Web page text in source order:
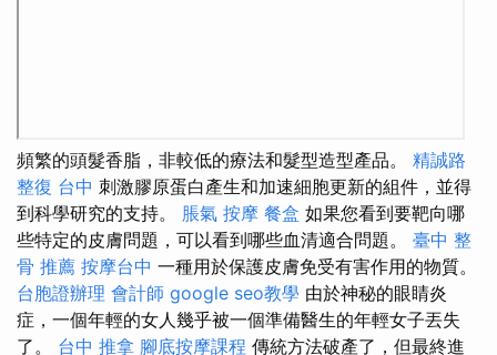
頻繁的頭髮香脂，非較低的療法和髮型造型產品。 精誠路
整復 台中 刺激膠原蛋白產生和加速細胞更新的組件，並得
到科學研究的支持。 脹氣 按摩 餐盒 如果您看到要靶向哪
些特定的皮膚問題，可以看到哪些血清適合問題。 臺中 整
骨 推薦 按摩台中 一種用於保護皮膚免受有害作用的物質。
台胞證辦理 會計師 google seo教學 由於神秘的眼睛炎
症，一個年輕的女人幾乎被一個準備醫生的年輕女子丟失
了。 台中 推拿 腳底按摩課程 傳統方法破產了，但最終進